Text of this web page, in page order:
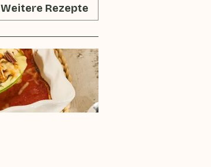
Weitere Rezepte